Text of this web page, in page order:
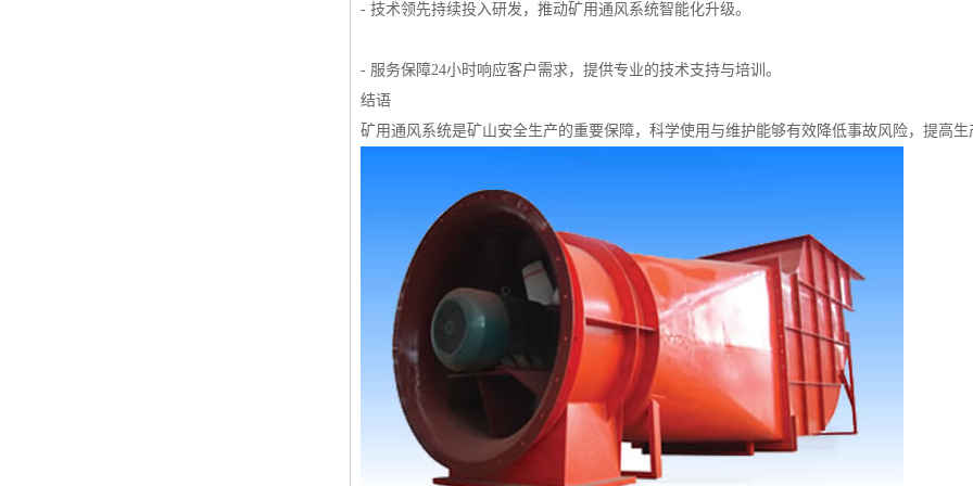
- 技术领先持续投入研发，推动矿用通风系统智能化升级。
- 服务保障24小时响应客户需求，提供专业的技术支持与培训。
结语
矿用通风系统是矿山安全生产的重要保障，科学使用与维护能够有效降低事故风险，提高生